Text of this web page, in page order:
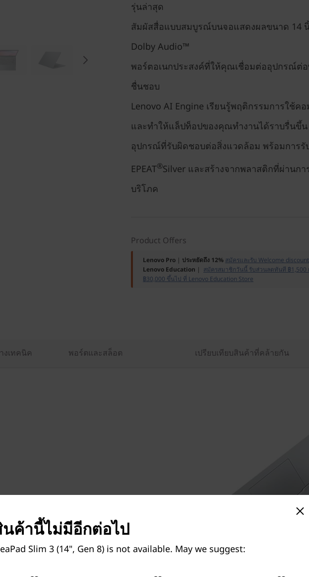
รุ่นล่าสุด
สัมผัสสื่อแบบสมบูรณ์บนจอแสดงผลขนาด 14
Dolby Audio™
พอร์ตอเนกประสงค์ที่ให้คุณเชื่อมต่ออุปกรณ์ต่
ชื่นชอบ
Lenovo AI Engine เรียนรู้พฤติกรรมการใช้ค
และทำให้แล็ปท็อปของคุณทำงานได้ราบรื่นขึ้น
อุปกรณ์ที่รับผิดชอบต่อสิ่งแวดล้อม พร้อมการรั
EPEAT®Silver และสร้างจากพลาสติกที่ผ่านกา
บริโภค
Product Offers
Lenovo Pro | ประหยัดถึง 12% สมัครและรับ Welcome discount
Lenovo Education | สมัครสมาชิกวันนี้ รับส่วนลดทันที ฿1,500
฿30,000 ขึ้นไป ที่ Lenovo Education Store
งเทคนิค พอร์ตและสล็อต เปรียบเทียบสินค้าที่คล้ายกัน
ใดด้วยแล็ปท็อป IdeaPad
มบาง โดยวัดได้ว่าบางกว่า
Abyss Blue และ Frost
ตกที่รุนแรงด้วยความทนทาน
ทางที่สมบุกสมบัน
ค้านี้ไม่มีอีกต่อไป
Slim 3 (14", Gen 8) is not available. May we suggest: